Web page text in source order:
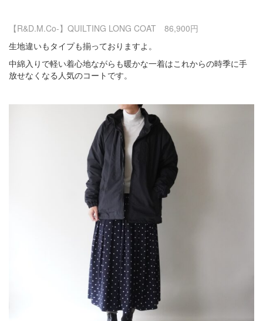
【R&D.M.Co-】QUILTING LONG COAT 86,900円
生地違いもタイプも揃っておりますよ。
中綿入りで軽い着心地ながらも暖かな一着はこれからの時季に手
放せなくなる人気のコートです。